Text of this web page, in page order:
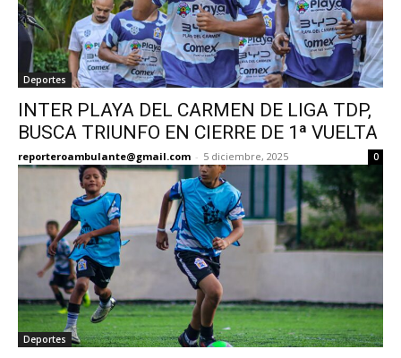
Deportes
INTER PLAYA DEL CARMEN DE LIGA TDP,
BUSCA TRIUNFO EN CIERRE DE 1ª VUELTA
reporteroambulante@gmail.com - 5 diciembre, 2025 0
Deportes